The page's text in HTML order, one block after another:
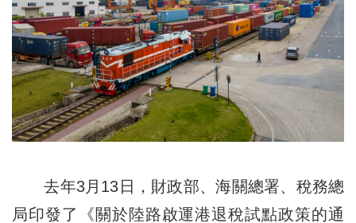
去年3月13日，財政部、海關總署、稅務總
局印發了《關於陸路啟運港退稅試點政策的通